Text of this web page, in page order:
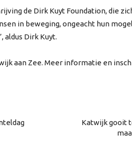
de Dirk Kuyt Foundation, die
in beweging, ongeacht hun
aldus Dirk Kuyt.
aan Zee. Meer informatie en
Katwijk gooit